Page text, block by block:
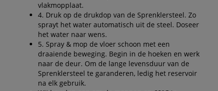
vlakmopplaat.
4. Druk op de drukdop van de Sprenklersteel. Zo
sprayt het water automatisch uit de steel. Doseer
het water naar wens.
5. Spray & mop de vloer schoon met een
draaiende beweging. Begin in de hoeken en werk
naar de deur. Om de lange levensduur van de
Sprenklersteel te garanderen, ledig het reservoir
na elk gebruik.